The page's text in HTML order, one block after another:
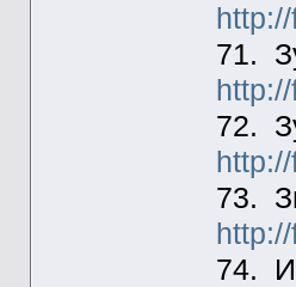
71.
72.
73.
74.